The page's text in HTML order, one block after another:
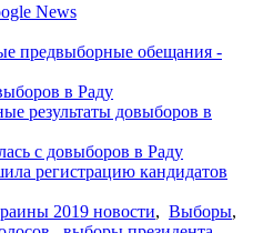
News
предвыборные обещания -
в Раду
результаты довыборов в
с довыборов в Раду
регистрацию кандидатов
2019 новости, Выборы,